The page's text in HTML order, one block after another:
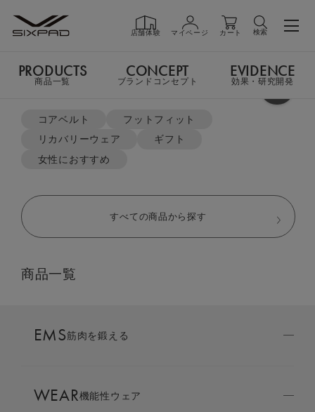
店舗体験 マイページ カート 検索
PRODUCTS商品一覧
GIFT ギフト
LIVE SHOPPING
AMBASSADOR
SIXPAD APP
よく検索されているキーワード
コアベルト
フットフィット
リカバリーウェア
ギフト
女性におすすめ
すべての商品から探す
商品一覧
EMS筋肉を鍛える
WEAR機能性ウェア
PRODUCTS
商品一覧
CONCEPT
ブランドコンセプト
EVIDENCE
効果・研究開発